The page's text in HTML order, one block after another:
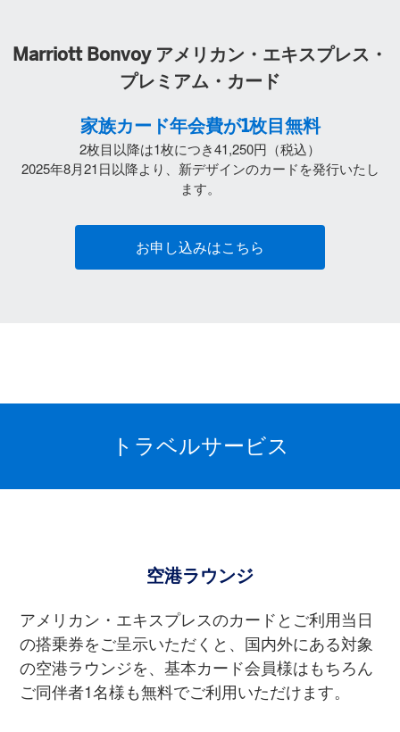
Marriott Bonvoy アメリカン・エキスプレス・
プレミアム・カード
家族カード年会費が1枚⽬無料
2枚目以降は1枚につき41,250円（税込）
2025年8月21日以降より、新デザインのカードを発行いたし
ます。
お申し込みはこちら
トラベルサービス
空港ラウンジ
アメリカン・エキスプレスのカードとご利⽤当⽇
の搭乗券をご呈⽰いただくと、国内外にある対象
の空港ラウンジを、基本カード会員様はもちろん
ご同伴者1名様も無料でご利⽤いただけます。